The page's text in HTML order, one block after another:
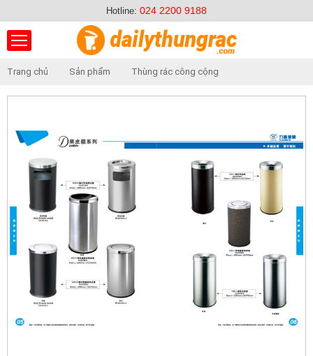
Hotline: 024 2200 9188
Trang chủ Sản phẩm
Thùng rác công cộng